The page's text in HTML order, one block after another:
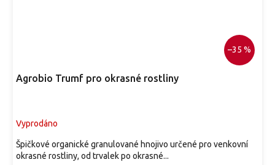
–35 %
Agrobio Trumf pro okrasné rostliny
Vyprodáno
Špičkové organické granulované hnojivo určené pro venkovní
okrasné rostliny, od trvalek po okrasné...